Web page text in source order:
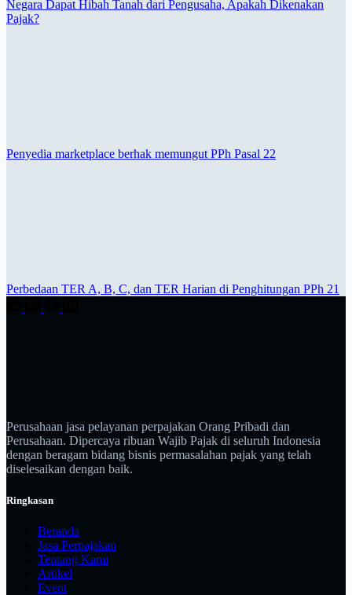
Negara Dapat Hibah Tanah dari Pengusaha, Apakah Dikenakan
Pajak?
Penyedia marketplace berhak memungut PPh Pasal 22
Perbedaan TER A, B, C, dan TER Harian di Penghitungan PPh 21
Perusahaan jasa pelayanan perpajakan Orang Pribadi dan
Perusahaan. Dipercaya ribuan Wajib Pajak di seluruh Indonesia
dengan beragam bidang bisnis permasalahan pajak yang telah
diselesaikan dengan baik.
Ringkasan
Beranda
Jasa Perpajakan
Tentang Kami
Artikel
Event